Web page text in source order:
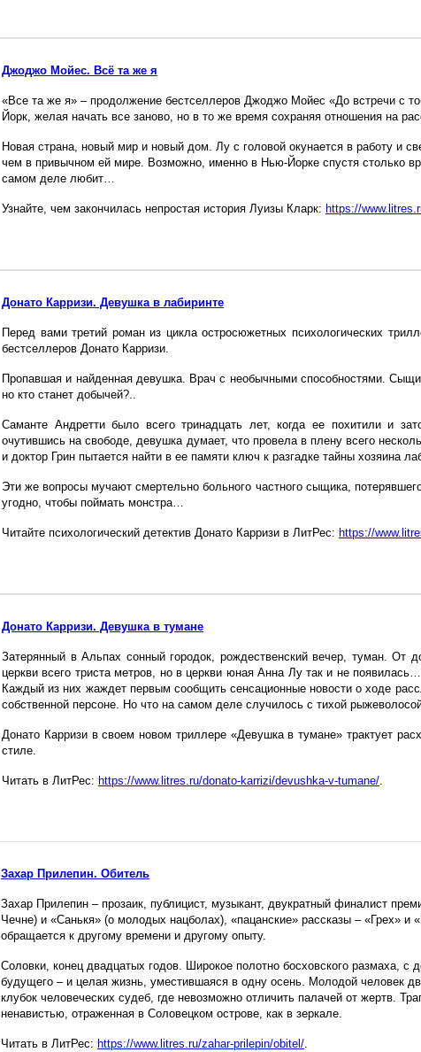
Джоджо Мойес. Всё та же я
«Все та же я» – продолжение бестселлеров Джоджо Мойес «До встречи с
Йорк, желая начать все заново, но в то же время сохраняя отношения на
Новая страна, новый мир и новый дом. Лу с головой окунается в работу и
чем в привычном ей мире. Возможно, именно в Нью-Йорке спустя столько
самом деле любит…
Узнайте, чем закончилась непростая история Луизы Кларк: https://
Донато Карризи. Девушка в лабиринте
Перед вами третий роман из цикла остросюжетных психологических
бестселлеров Донато Карризи.
Пропавшая и найденная девушка. Врач с необычными способностями.
но кто станет добычей?..
Саманте Андретти было всего тринадцать лет, когда ее похитили и
очутившись на свободе, девушка думает, что провела в плену всего
и доктор Грин пытается найти в ее памяти ключ к разгадке тайны хозяина
Эти же вопросы мучают смертельно больного частного сыщика,
угодно, чтобы поймать монстра…
Читайте психологический детектив Донато Карризи в ЛитРес: https://
Донато Карризи. Девушка в тумане
Затерянный в Альпах сонный городок, рождественский вечер, туман. От
церкви всего триста метров, но в церкви юная Анна Лу так и не
Каждый из них жаждет первым сообщить сенсационные новости о ходе
собственной персоне. Но что на самом деле случилось с тихой
Донато Карризи в своем новом триллере «Девушка в тумане» трактует
стиле.
Читать в ЛитРес: https://www.litres.ru/donato-karrizi/devushka-v-tumane/.
Захар Прилепин. Обитель
Захар Прилепин – прозаик, публицист, музыкант, двукратный финалист
Чечне) и «Санькя» (о молодых нацболах), «пацанские» рассказы – «Грех»
обращается к другому времени и другому опыту.
Соловки, конец двадцатых годов. Широкое полотно босховского размаха,
будущего – и целая жизнь, уместившаяся в одну осень. Молодой человек
клубок человеческих судеб, где невозможно отличить палачей от жертв.
ненавистью, отраженная в Соловецком острове, как в зеркале.
Читать в ЛитРес: https://www.litres.ru/zahar-prilepin/obitel/.